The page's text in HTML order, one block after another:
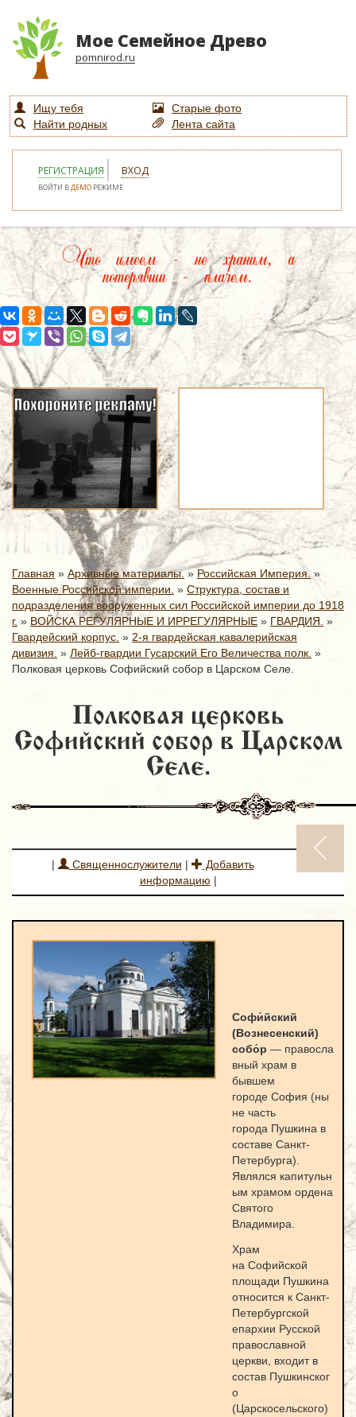
Мое Семейное Древо
pomnirod.ru
Ищу тебя
Старые фото
Найти родных
Лента сайта
РЕГИСТРАЦИЯ ВХОД
ВОЙТИ ВДЕМО РЕЖИМЕ
Что имеем – не храним, а
потерявши – плачем.
Главная » Архивные материалы.» Российская Империя. »
Военные Российской империи. » Структура, состав и
подразделения вооруженных сил Российской империи до 1918
г. » ВОЙСКА РЕГУЛЯРНЫЕ И ИРРЕГУЛЯРНЫЕ » ГВАРДИЯ. »
Гвардейский корпус. » 2-я гвардейская кавалерийская
дивизия. » Лейб-гвардии Гусарский Его Величества полк. »
Полковая церковь Софийский собор в Царском Селе.
Полковая церковь
Софийский собор в Царском
Селе.
| Священнослужители |
Добавить
информацию |
Софи́йский
(Вознесенский)
собо́р — правосла
вный храм в
бывшем
городе София (ны
не часть
города Пушкина в
составе Санкт-
Петербурга).
Являлся капитульн
ым храмом ордена
Святого
Владимира.
Храм
на Софийской
площади Пушкина
относится к Санкт-
Петербургской
епархии Русской
православной
церкви, входит в
состав Пушкинског
о
(Царскосельского)